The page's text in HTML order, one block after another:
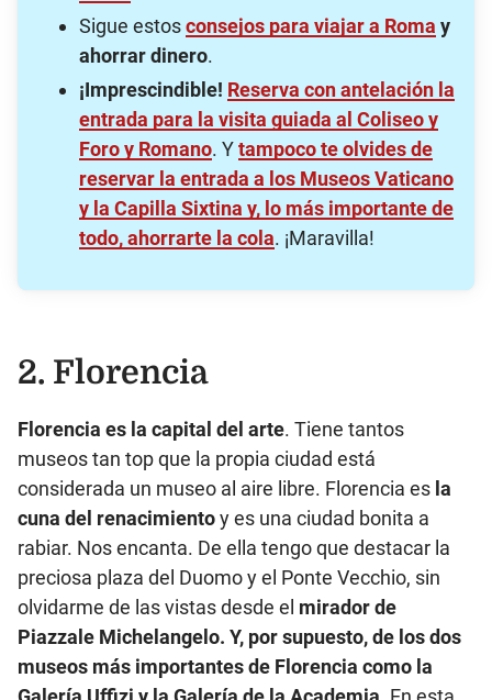
Sigue estosconsejos para viajar a Roma y
ahorrar dinero.
¡Imprescindible! Reserva con antelación la
entrada para la visita guiada al Coliseo y
Foro y Romano. Ytampoco te olvides de
reservar la entrada a los Museos Vaticano
y la Capilla Sixtina y, lo más importante de
todo, ahorrarte la cola. ¡Maravilla!
2. Florencia
Florencia es la capital del arte. Tiene tantos
museos tan top que la propia ciudad está
considerada un museo al aire libre. Florencia es la
cuna del renacimientoy es una ciudad bonita a
rabiar. Nos encanta. De ella tengo que destacar la
preciosa plaza del Duomo y el Ponte Vecchio, sin
olvidarme de las vistas desde el mirador de
Piazzale Michelangelo. Y, por supuesto, de los dos
museos más importantes de Florencia como la